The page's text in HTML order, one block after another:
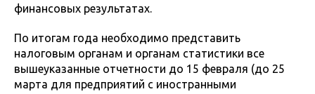
финансовых результатах.
По итогам года необходимо представить
налоговым органам и органам статистики все
вышеуказанные отчетности до 15 февраля (до 25
марта для предприятий с иностранными